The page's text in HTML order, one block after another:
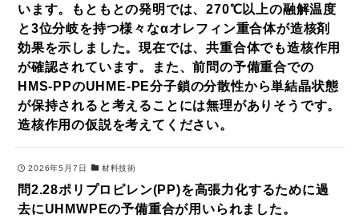
います。もともとの発明では、270℃以上の融解温度
と3位分岐を持つ様々なαオレフィン重合体が造核剤
効果を示しました。現在では、共重合体でも造核作用
が確認されています。また、前問の予備重合での
HMS-PPのUHME-PE分子鎖の分散性から単結晶状態
が保持されると考えることには無理がありそうです。
造核作用の仮説を考えてください。
2026年5月7日 材料技術
問2.28ポリプロピレン(PP)を高張力化するために過
去にUHMWPEの予備重合が用いられました。